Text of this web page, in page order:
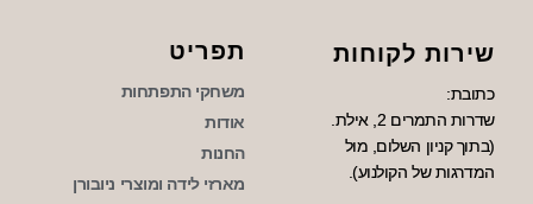
שירות לקוחות
כתובת:
שדרות התמרים 2, אילת.
(בתוך קניון השלום, מול
המדרגות של הקולנוע).
תפריט
משחקי התפתחות
אודות
החנות
מארזי לידה ומוצרי ניובורן